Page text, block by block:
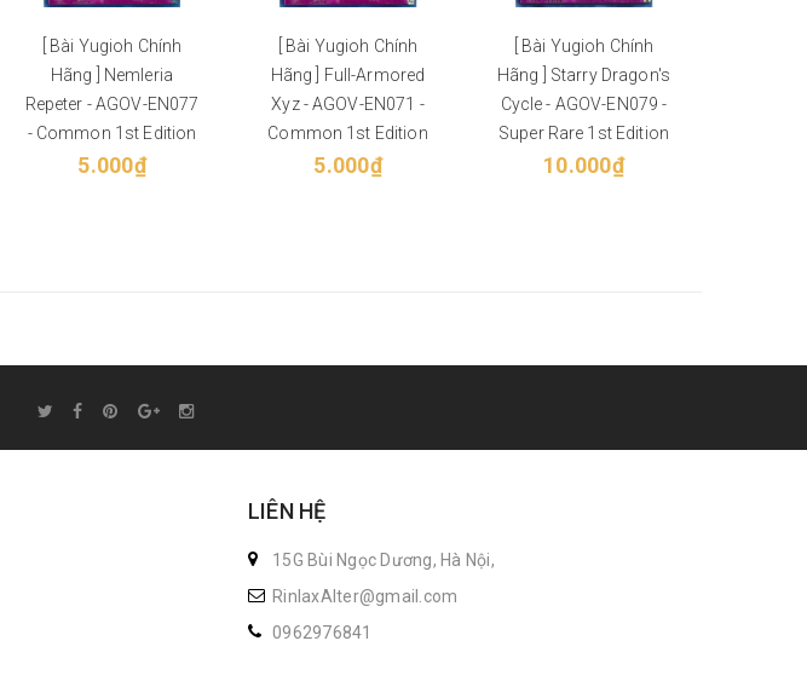
[ Bài Yugioh Chính
Hãng ] Nemleria
Repeter - AGOV-EN077
- Common 1st Edition
5.000₫
[ Bài Yugioh Chính
Hãng ] Full-Armored
Xyz - AGOV-EN071 -
Common 1st Edition
5.000₫
[ Bài Yugioh Chính
Hãng ] Starry Dragon's
Cycle - AGOV-EN079 -
Super Rare 1st Edition
10.000₫
LIÊN HỆ
15G Bùi Ngọc Dương, Hà Nội,
RinlaxAlter@gmail.com
0962976841